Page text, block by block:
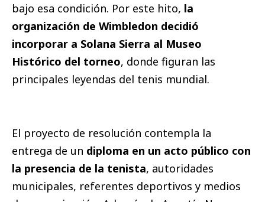
bajo esa condición. Por este hito, la
organización de Wimbledon decidió
incorporar a Solana Sierra al Museo
Histórico del torneo, donde figuran las
principales leyendas del tenis mundial.
El proyecto de resolución contempla la
entrega de un diploma en un acto público con
la presencia de la tenista, autoridades
municipales, referentes deportivos y medios